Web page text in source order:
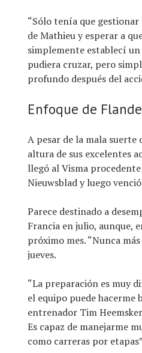
“Sólo tenía que gestionar
de Mathieu y esperar a
simplemente establecí
pudiera cruzar, pero
profundo después del
Enfoque de
A pesar de la mala suerte
altura de sus excelentes
llegó al Visma
Nieuwsblad y luego
Parece destinado a
Francia en julio, aunque,
próximo mes. “Nunca
jueves.
“La preparación es muy
el equipo puede
entrenador Tim
Es capaz de manejarme
como carreras por